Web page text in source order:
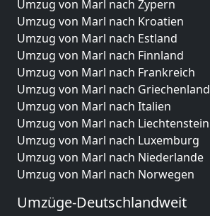
Umzug von Marl nach Zypern
Umzug von Marl nach Kroatien
Umzug von Marl nach Estland
Umzug von Marl nach Finnland
Umzug von Marl nach Frankreich
Umzug von Marl nach Griechenland
Umzug von Marl nach Italien
Umzug von Marl nach Liechtenstein
Umzug von Marl nach Luxemburg
Umzug von Marl nach Niederlande
Umzug von Marl nach Norwegen
Umzüge-Deutschlandweit